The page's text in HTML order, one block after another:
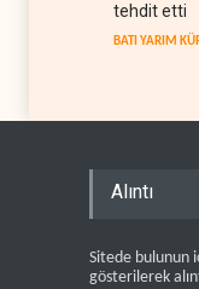
tehdit etti
BATI YARIM
Alıntı
Sitede bulunun
gösterilerek